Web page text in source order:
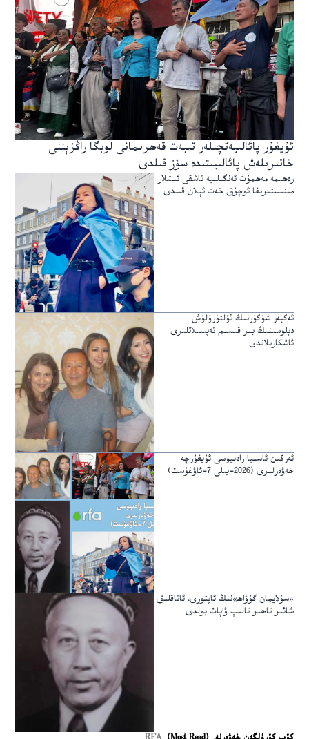
ئۇيغۇر پائالىيەتچىلەر تىبەت قەھرىمانى لوبگا راڭزېننى
خاتىرىلەش پائالىيىتىدە سۆز قىلدى
رەھىمە مەھمۇت ئەنگىلىيە تاشقى ئىشلار
مىنىستىرىغا ئوچۇق خەت ئېلان قىلدى
ئەكبەر شۈكۈرنىڭ ئۆلتۈرۈلۈش
دېلوسىنىڭ بىر قىسىم تەپسىلاتلىرى
ئاشكارىلاندى
ئەركىن ئاسىيا رادىيوسى ئۇيغۇرچە
خەۋەرلىرى (2026-يىلى 7-ئاۋغۇست)
«سۇلايمان گۇۋاھ»نىڭ ئاپتورى، ئاتاقلىق
شائىر تاھىر تالىپ ۋاپات بولدى